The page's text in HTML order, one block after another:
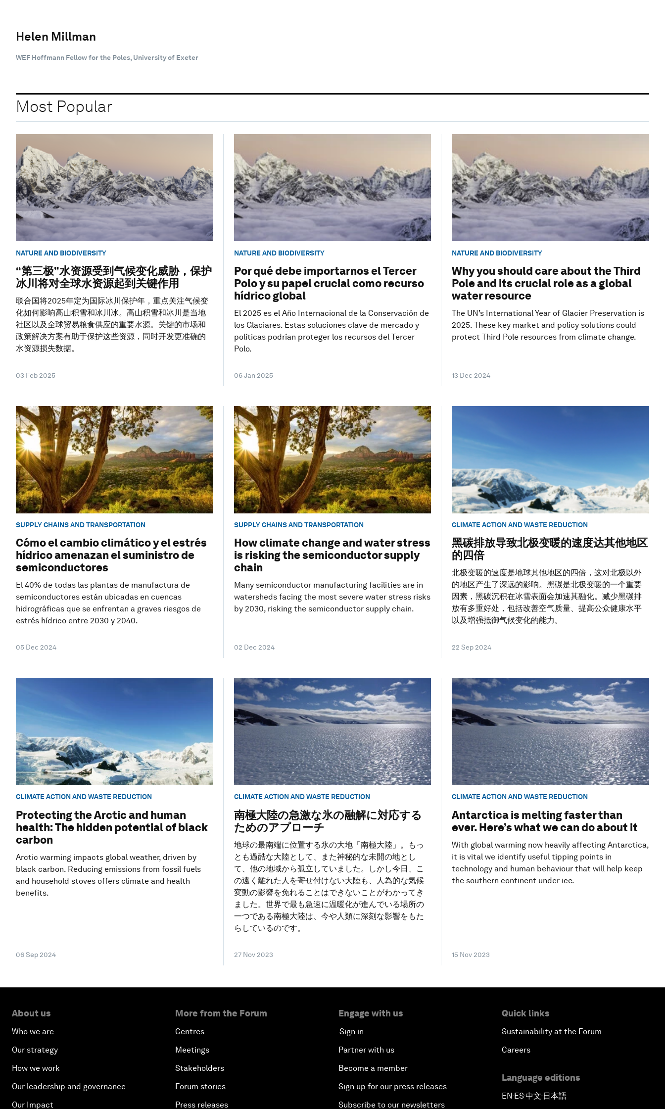
Helen Millman
WEF Hoffmann Fellow for the Poles, University of Exeter
Most Popular
NATURE AND BIODIVERSITY
“第三极”水资源受到气候变化威胁，保护
冰川将对全球水资源起到关键作用
联合国将2025年定为国际冰川保护年，重点关注气候变
化如何影响高山积雪和冰川冰。高山积雪和冰川是当地
社区以及全球贸易粮食供应的重要水源。关键的市场和
政策解决方案有助于保护这些资源，同时开发更准确的
水资源损失数据。
03 Feb 2025
NATURE AND BIODIVERSITY
Por qué debe importarnos el Tercer
Polo y su papel crucial como recurso
hídrico global
El 2025 es el Año Internacional de la Conservación de
los Glaciares. Estas soluciones clave de mercado y
políticas podrían proteger los recursos del Tercer
Polo.
06 Jan 2025
NATURE AND BIODIVERSITY
Why you should care about the Third
Pole and its crucial role as a global
water resource
The UN’s International Year of Glacier Preservation is
2025. These key market and policy solutions could
protect Third Pole resources from climate change.
13 Dec 2024
SUPPLY CHAINS AND TRANSPORTATION
Cómo el cambio climático y el estrés
hídrico amenazan el suministro de
semiconductores
El 40% de todas las plantas de manufactura de
semiconductores están ubicadas en cuencas
hidrográficas que se enfrentan a graves riesgos de
estrés hídrico entre 2030 y 2040.
05 Dec 2024
SUPPLY CHAINS AND TRANSPORTATION
How climate change and water stress
is risking the semiconductor supply
chain
Many semiconductor manufacturing facilities are in
watersheds facing the most severe water stress risks
by 2030, risking the semiconductor supply chain.
02 Dec 2024
CLIMATE ACTION AND WASTE REDUCTION
黑碳排放导致北极变暖的速度达其他地区
的四倍
北极变暖的速度是地球其他地区的四倍，这对北极以外
的地区产生了深远的影响。黑碳是北极变暖的一个重要
因素，黑碳沉积在冰雪表面会加速其融化。减少黑碳排
放有多重好处，包括改善空气质量、提高公众健康水平
以及增强抵御气候变化的能力。
22 Sep 2024
CLIMATE ACTION AND WASTE REDUCTION
Protecting the Arctic and human
health: The hidden potential of black
carbon
Arctic warming impacts global weather, driven by
black carbon. Reducing emissions from fossil fuels
and household stoves offers climate and health
benefits.
06 Sep 2024
CLIMATE ACTION AND WASTE REDUCTION
南極大陸の急激な氷の融解に対応する
ためのアプローチ
地球の最南端に位置する氷の大地「南極大陸」。もっ
とも過酷な大陸として、また神秘的な未開の地とし
て、他の地域から孤立していました。しかし今日、こ
の遠く離れた人を寄せ付けない大陸も、人為的な気候
変動の影響を免れることはできないことがわかってき
ました。世界で最も急速に温暖化が進んでいる場所の
一つである南極大陸は、今や人類に深刻な影響をもた
らしているのです。
27 Nov 2023
CLIMATE ACTION AND WASTE REDUCTION
Antarctica is melting faster than
ever. Here’s what we can do about it
With global warming now heavily affecting Antarctica,
it is vital we identify useful tipping points in
technology and human behaviour that will help keep
the southern continent under ice.
15 Nov 2023
About us
Who we are
Our strategy
How we work
Our leadership and governance
Our Impact
More from the Forum
Centres
Meetings
Stakeholders
Forum stories
Press releases
Engage with us
Sign in
Partner with us
Become a member
Sign up for our press releases
Subscribe to our newsletters
Quick links
Sustainability at the Forum
Careers
Language editions
EN▪ES▪中文▪ 日本語